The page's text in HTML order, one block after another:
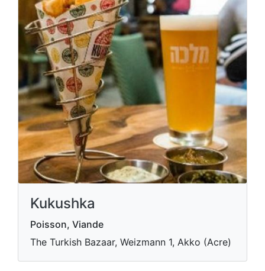
Kukushka
Poisson, Viande
The Turkish Bazaar, Weizmann 1, Akko (Acre)